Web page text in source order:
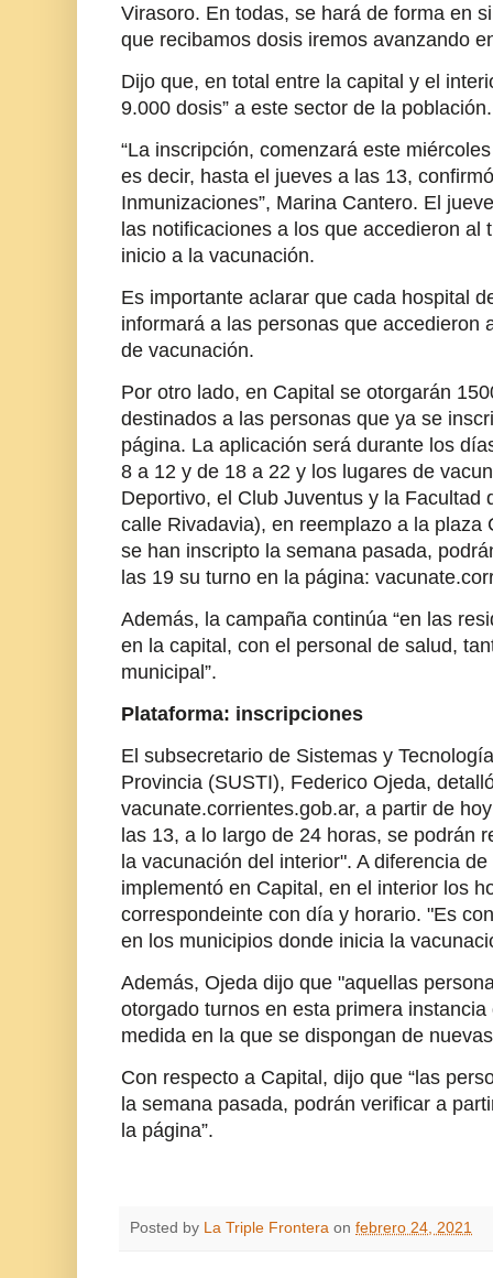
Virasoro. En todas, se hará de forma en
que recibamos dosis iremos avanzando
Dijo que, en total entre la capital y el
9.000 dosis” a este sector de la población.
“La inscripción, comenzará este
es decir, hasta el jueves a las 13,
Inmunizaciones”, Marina Cantero. El
las notificaciones a los que accedieron al
inicio a la vacunación.
Es importante aclarar que cada hospital
informará a las personas que accedieron
de vacunación.
Por otro lado, en Capital se otorgarán
destinados a las personas que ya se
página. La aplicación será durante los
8 a 12 y de 18 a 22 y los lugares de
Deportivo, el Club Juventus y la Facultad
calle Rivadavia), en reemplazo a la plaza
se han inscripto la semana pasada,
las 19 su turno en la página:
Además, la campaña continúa “en las
en la capital, con el personal de salud,
municipal”.
Plataforma: inscripciones
El subsecretario de Sistemas y
Provincia (SUSTI), Federico Ojeda,
vacunate.corrientes.gob.ar, a partir de
las 13, a lo largo de 24 horas, se podrán
la vacunación del interior". A diferencia
implementó en Capital, en el interior los
correspondeinte con día y horario. "Es
en los municipios donde inicia la
Además, Ojeda dijo que "aquellas
otorgado turnos en esta primera
medida en la que se dispongan de
Con respecto a Capital, dijo que “las
la semana pasada, podrán verificar a
la página”.
Posted by La Triple Frontera on febrero 24, 2021